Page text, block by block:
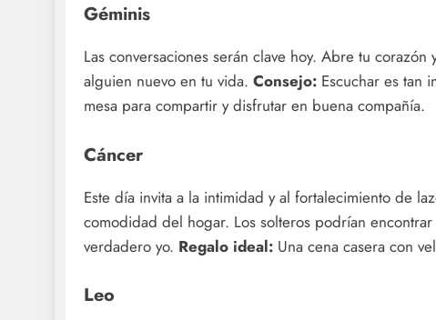
Géminis
Las conversaciones serán clave hoy. Abre tu
alguien nuevo en tu vida. Consejo: Escuchar es tan
mesa para compartir y disfrutar en buena compañía.
Cáncer
Este día invita a la intimidad y al fortalecimiento de
comodidad del hogar. Los solteros podrían
verdadero yo. Regalo ideal: Una cena casera con
Leo